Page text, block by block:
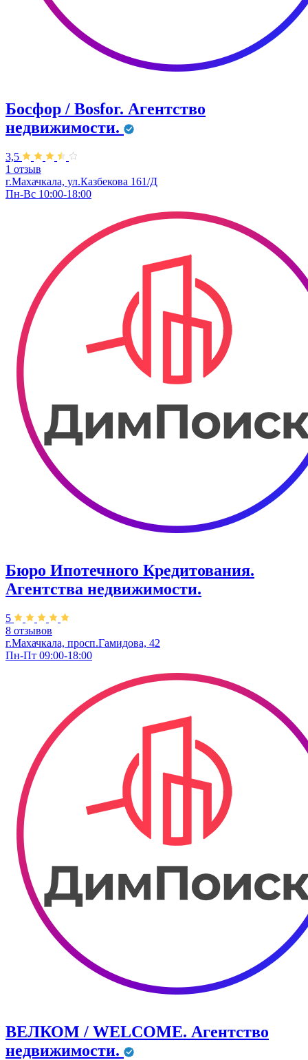
Босфор / Bosfor. Агентство
недвижимости.
3,5
1 отзыв
г.Махачкала, ул.Казбекова 161/Д
Пн-Вс 10:00-18:00
Бюро Ипотечного Кредитования.
Агентства недвижимости.
5
8 отзывов
г.Махачкала, просп.Гамидова, 42
Пн-Пт 09:00-18:00
ВЕЛКОМ / WELCOME. Агентство
недвижимости.